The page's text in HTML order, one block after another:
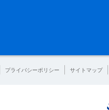
プライバシーポリシー サイトマップ